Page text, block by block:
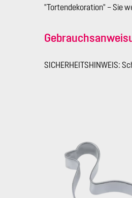
"Tortendekoration" – Sie
SICHERHEITSHINWEIS: